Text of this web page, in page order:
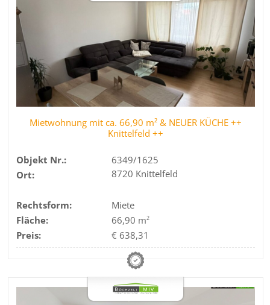
Mietwohnung mit ca. 66,90 m² & NEUER KÜCHE ++
Knittelfeld ++
Objekt Nr.:
6349/1625
Ort:
8720 Knittelfeld
Rechtsform:
Miete
Fläche:
66,90 m2
Preis: € 638,31